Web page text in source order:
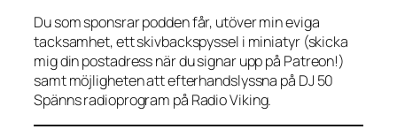
Du som sponsrar podden får, utöver min eviga
tacksamhet, ett skivbackspyssel i miniatyr (skicka
mig din postadress när du signar upp på Patreon!)
samt möjligheten att efterhandslyssna på DJ 50
Spänns radioprogram på Radio Viking.